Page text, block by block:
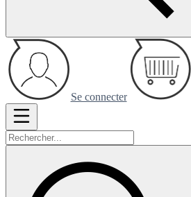
Se connecter